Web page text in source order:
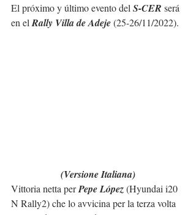
El próximo y último evento del S-CER será
en el Rally Villa de Adeje (25-26/11/2022).
(Versione Italiana)
Vittoria netta per Pepe López (Hyundai i20
N Rally2) che lo avvicina per la terza volta